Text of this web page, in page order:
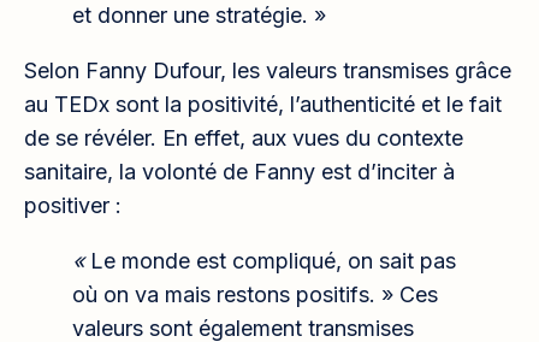
et donner une stratégie. »
Selon Fanny Dufour, les valeurs transmises grâce
au TEDx sont la positivité, l’authenticité et le fait
de se révéler. En effet, aux vues du contexte
sanitaire, la volonté de Fanny est d’inciter à
positiver :
« Le monde est compliqué, on sait pas
où on va mais restons positifs. » Ces
valeurs sont également transmises